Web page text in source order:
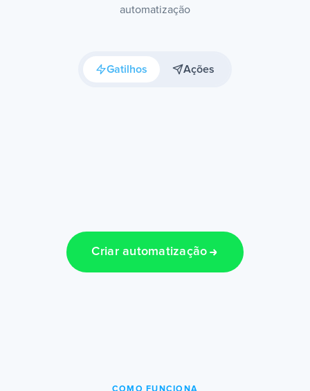
automatização
Gatilhos Ações
Criar automatização